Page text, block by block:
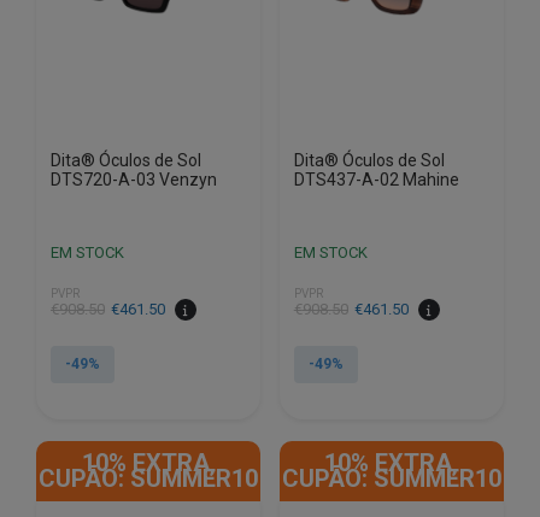
Dita® Óculos de Sol
DTS720-A-03 Venzyn
EM STOCK
PVPR
€908.50
O
original
€461.50
O
atual
-49%
Dita® Óculos de Sol
DTS437-A-02 Mahine
EM STOCK
PVPR
€908.50
O
original
€461.50
O
atual
-49%
10% EXTRA,
CUPÃO: SUMMER10
10% EXTRA,
CUPÃO: SUMMER10